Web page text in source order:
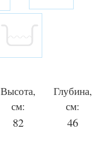
Высота,
см:
82
Глубина,
см:
46